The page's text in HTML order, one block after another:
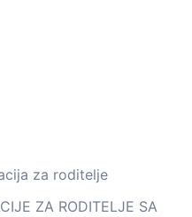
za roditelje
ZA RODITELJE SA